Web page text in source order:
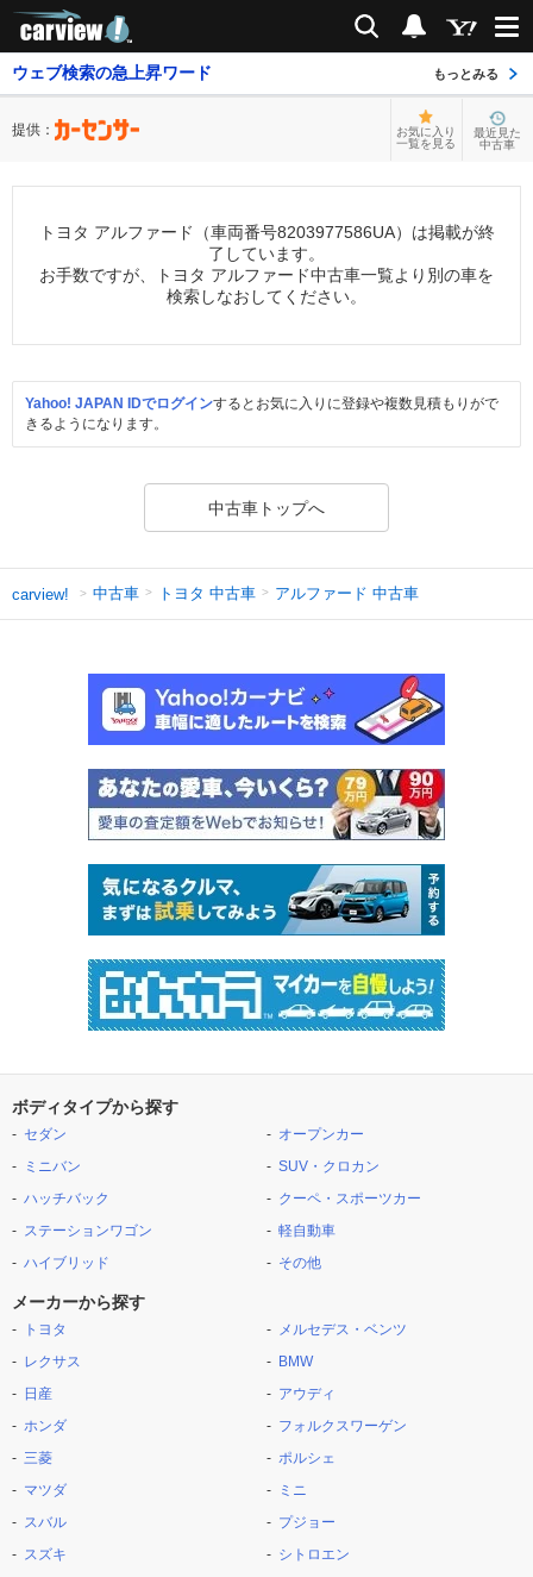
検索 通知
ウェブ検索の急上昇ワード もっとみる
提供：
お気に入り
一覧を見る
最近見た
中古車
トヨタ アルファード（車両番号8203977586UA）は掲載が終
了しています。
お手数ですが、トヨタ アルファード中古車一覧より別の車を
検索しなおしてください。
Yahoo! JAPAN IDでログインするとお気に入りに登録や複数見積もりがで
きるようになります。
中古車トップへ
carview! 中古車 トヨタ 中古車 アルファード 中古車
ボディタイプから探す
セダン
ミニバン
ハッチバック
ステーションワゴン
ハイブリッド
オープンカー
SUV・クロカン
クーペ・スポーツカー
軽自動車
その他
メーカーから探す
トヨタ
レクサス
日産
ホンダ
三菱
マツダ
スバル
スズキ
メルセデス・ベンツ
BMW
アウディ
フォルクスワーゲン
ポルシェ
ミニ
プジョー
シトロエン